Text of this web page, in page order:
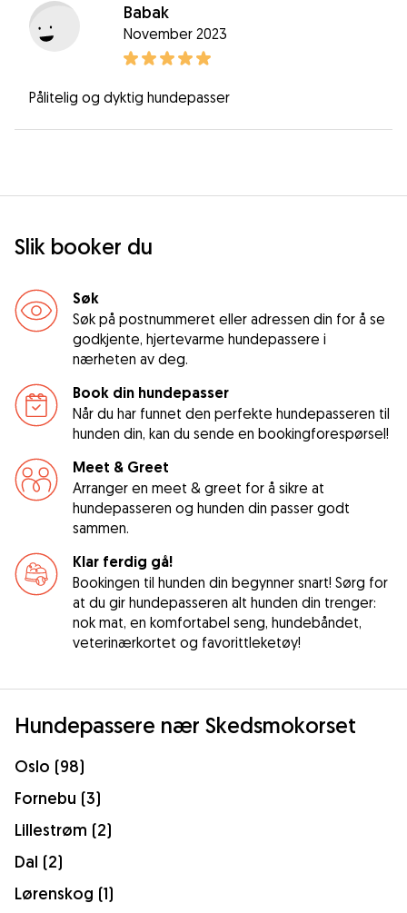
Babak
November 2023
Pålitelig og dyktig hundepasser
Slik booker du
Søk
Søk på postnummeret eller adressen din for å se
godkjente, hjertevarme hundepassere i
nærheten av deg.
Book din hundepasser
Når du har funnet den perfekte hundepasseren til
hunden din, kan du sende en bookingforespørsel!
Meet & Greet
Arranger en meet & greet for å sikre at
hundepasseren og hunden din passer godt
sammen.
Klar ferdig gå!
Bookingen til hunden din begynner snart! Sørg for
at du gir hundepasseren alt hunden din trenger:
nok mat, en komfortabel seng, hundebåndet,
veterinærkortet og favorittleketøy!
Hundepassere nær Skedsmokorset
Oslo (98)
Fornebu (3)
Lillestrøm (2)
Dal (2)
Lørenskog (1)